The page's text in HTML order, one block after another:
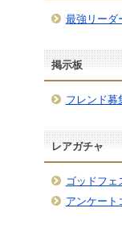
最強リーダ
掲示板
フレンド募
レアガチャ
ゴッドフェ
アンケート